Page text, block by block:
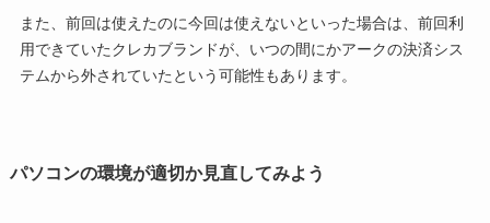
また、前回は使えたのに今回は使えないといった場合は、前回利
用できていたクレカブランドが、いつの間にかアークの決済シス
テムから外されていたという可能性もあります。
パソコンの環境が適切か見直してみよう